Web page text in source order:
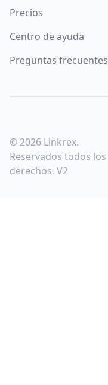
Precios
Centro de ayuda
Preguntas frecuentes
© 2026 Linkrex.
Reservados todos los
derechos. V2